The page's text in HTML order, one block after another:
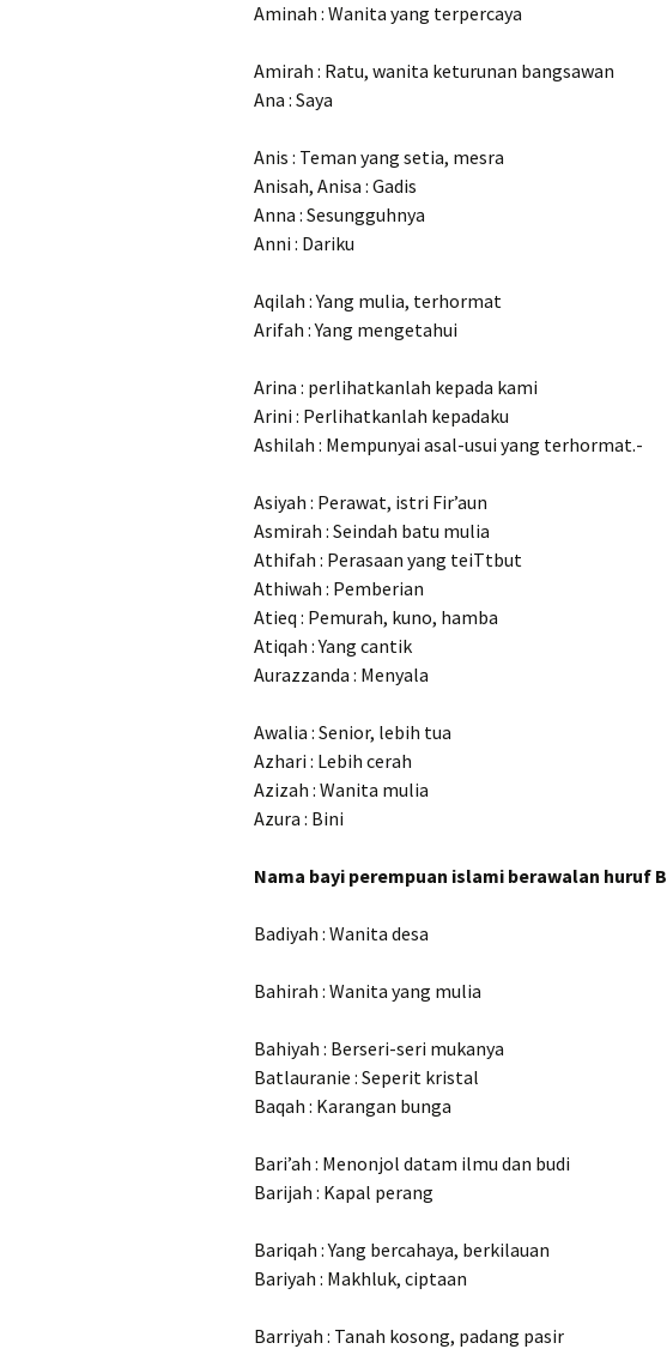
Aminah : Wanita yang terpercaya
Amirah : Ratu, wanita keturunan bangsawan
Ana : Saya
Anis : Teman yang setia, mesra
Anisah, Anisa : Gadis
Anna : Sesungguhnya
Anni : Dariku
Aqilah : Yang mulia, terhormat
Arifah : Yang mengetahui
Arina : perlihatkanlah kepada kami
Arini : Perlihatkanlah kepadaku
Ashilah : Mempunyai asal-usui yang terhormat.-
Asiyah : Perawat, istri Fir’aun
Asmirah : Seindah batu mulia
Athifah : Perasaan yang teiTtbut
Athiwah : Pemberian
Atieq : Pemurah, kuno, hamba
Atiqah : Yang cantik
Aurazzanda : Menyala
Awalia : Senior, lebih tua
Azhari : Lebih cerah
Azizah : Wanita mulia
Azura : Bini
Nama bayi perempuan islami berawalan huruf B
Badiyah : Wanita desa
Bahirah : Wanita yang mulia
Bahiyah : Berseri-seri mukanya
Batlauranie : Seperit kristal
Baqah : Karangan bunga
Bari’ah : Menonjol datam ilmu dan budi
Barijah : Kapal perang
Bariqah : Yang bercahaya, berkilauan
Bariyah : Makhluk, ciptaan
Barriyah : Tanah kosong, padang pasir